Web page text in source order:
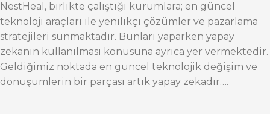
NestHeal, birlikte çalıştığı kurumlara; en güncel
teknoloji araçları ile yenilikçi çözümler ve pazarlama
stratejileri sunmaktadır. Bunları yaparken yapay
zekanın kullanılması konusuna ayrıca yer vermektedir.
Geldiğimiz noktada en güncel teknolojik değişim ve
dönüşümlerin bir parçası artık yapay zekadır….